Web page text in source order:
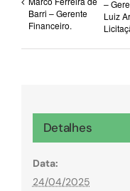
Barri – Gerente
Financeiro.
–
Luiz
Detalhes
Data:
24/04/2025